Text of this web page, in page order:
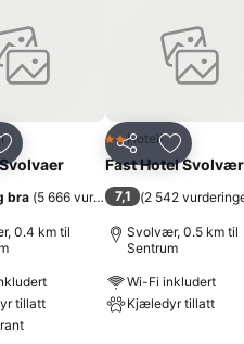
Legg til i favoritter
bra (5 666 vurderinger)
0.4 km til
tillatt
Del Legg til
2 Stjerner
Hotell
Fast Hotel Svolvær
7,1 (2 542
Svolvær, 0.5 km til
Sentrum
Wi-Fi inkludert
Kjæledyr tillatt